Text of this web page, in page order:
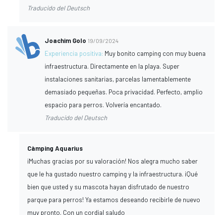
Traducido del Deutsch
Joachim Golo 19/09/2024
Experiencia positiva: Muy bonito camping con muy buena
infraestructura. Directamente en la playa. Super
instalaciones sanitarias, parcelas lamentablemente
demasiado pequeñas. Poca privacidad. Perfecto, amplio
espacio para perros. Volvería encantado.
Traducido del Deutsch
Càmping Aquarius
¡Muchas gracias por su valoración! Nos alegra mucho saber
que le ha gustado nuestro camping y la infraestructura. ¡Qué
bien que usted y su mascota hayan disfrutado de nuestro
parque para perros! Ya estamos deseando recibirle de nuevo
muy pronto. Con un cordial saludo